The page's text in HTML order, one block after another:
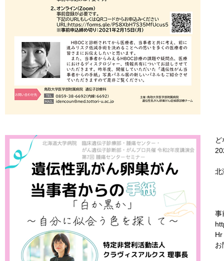
北
事
Hr
お